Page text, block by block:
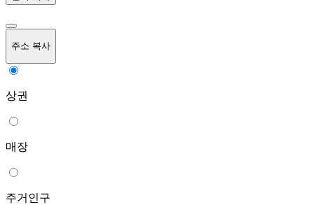
주소 복사
상권
매장
주거인구